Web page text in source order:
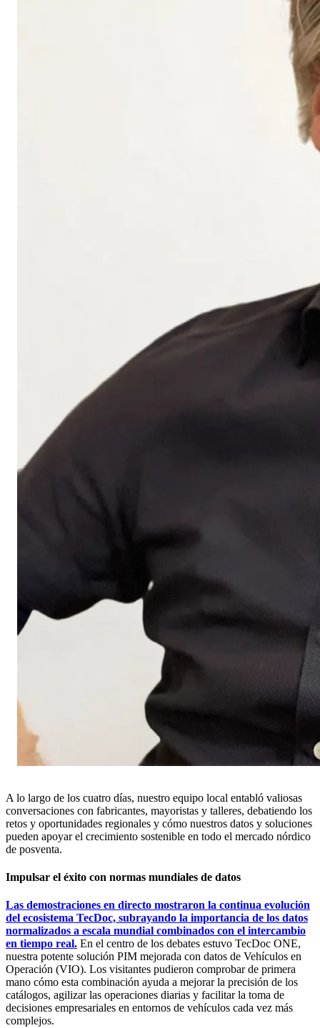
A lo largo de los cuatro días, nuestro equipo local entabló valiosas
conversaciones con fabricantes, mayoristas y talleres, debatiendo los
retos y oportunidades regionales y cómo nuestros datos y soluciones
pueden apoyar el crecimiento sostenible en todo el mercado nórdico
de posventa.
Impulsar el éxito con normas mundiales de datos
Las demostraciones en directo mostraron la continua evolución
del ecosistema TecDoc, subrayando la importancia de los datos
normalizados a escala mundial combinados con el intercambio
en tiempo real. En el centro de los debates estuvo TecDoc ONE,
nuestra potente solución PIM mejorada con datos de Vehículos en
Operación (VIO). Los visitantes pudieron comprobar de primera
mano cómo esta combinación ayuda a mejorar la precisión de los
catálogos, agilizar las operaciones diarias y facilitar la toma de
decisiones empresariales en entornos de vehículos cada vez más
complejos.